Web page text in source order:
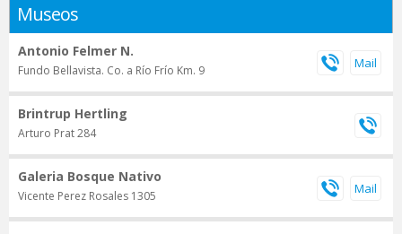
Museos
Antonio Felmer N.
Fundo Bellavista. Co. a Río Frío Km. 9
Brintrup Hertling
Arturo Prat 284
Galeria Bosque Nativo
Vicente Perez Rosales 1305